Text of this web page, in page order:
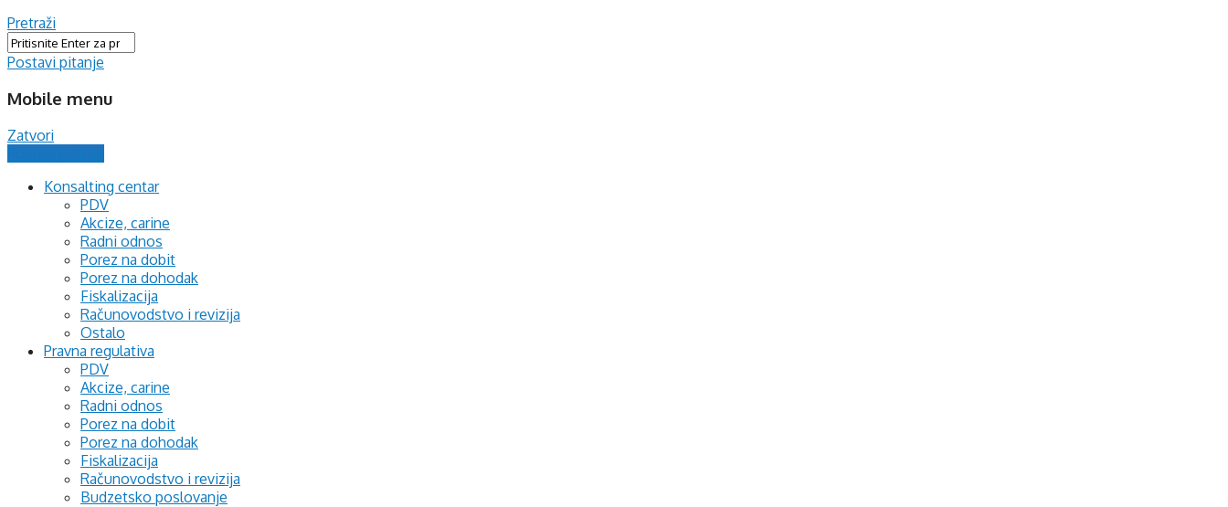
Pretraži
Postavi pitanje
Mobile menu
Zatvori
Konsalting centar
PDV
Akcize, carine
Radni odnos
Porez na dobit
Porez na dohodak
Fiskalizacija
Računovodstvo i revizija
Ostalo
Pravna regulativa
PDV
Akcize, carine
Radni odnos
Porez na dobit
Porez na dohodak
Fiskalizacija
Računovodstvo i revizija
Budzetsko poslovanje